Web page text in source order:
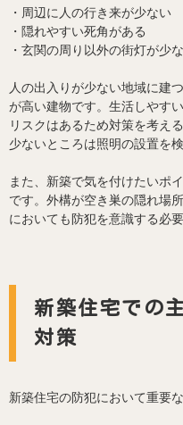
・周辺に人の行き来が少ない
・隠れやすい死角がある
・玄関の周り以外の街灯が少
人の出入りが少ない地域に建
が高い建物です。生活しやす
リスクはあるため対策を考え
少ないところは照明の設置を
また、新築で気を付けたいポ
です。外構が空き巣の隠れ場
においても防犯を意識する必要
新築住宅での
対策
新築住宅の防犯において重要